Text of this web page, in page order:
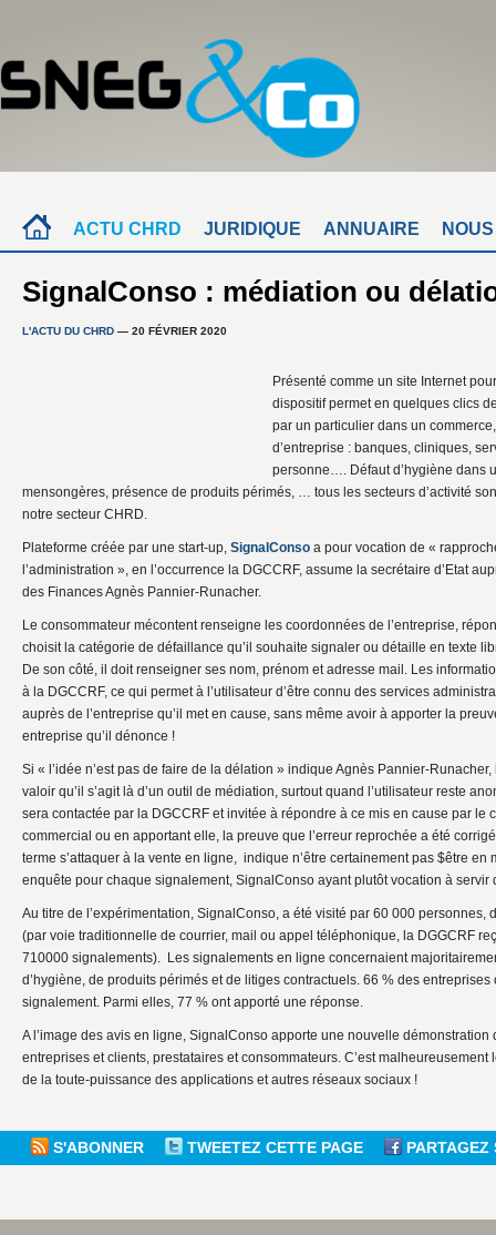
ACTU CHRD JURIDIQUE ANNUAIRE
SignalConso : médiation ou
L'ACTU DU CHRD — 20 FÉVRIER 2020
Présenté comme un site Internet
dispositif permet en quelques clics
par un particulier dans un
d’entreprise : banques, cliniques,
personne…. Défaut d’hygiène dans
mensongères, présence de produits périmés, … tous les secteurs d’activité
notre secteur CHRD.
Plateforme créée par une start-up, SignalConso a pour vocation de «
l’administration », en l’occurrence la DGCCRF, assume la secrétaire d’Etat
des Finances Agnès Pannier-Runacher.
Le consommateur mécontent renseigne les coordonnées de l’entreprise,
choisit la catégorie de défaillance qu’il souhaite signaler ou détaille en texte
De son côté, il doit renseigner ses nom, prénom et adresse mail. Les
à la DGCCRF, ce qui permet à l’utilisateur d’être connu des services
auprès de l’entreprise qu’il met en cause, sans même avoir à apporter la
entreprise qu’il dénonce !
Si « l’idée n’est pas de faire de la délation » indique Agnès Pannier-
valoir qu’il s’agit là d’un outil de médiation, surtout quand l’utilisateur reste
sera contactée par la DGCCRF et invitée à répondre à ce mis en cause par le
commercial ou en apportant elle, la preuve que l’erreur reprochée a été
terme s’attaquer à la vente en ligne, indique n’être certainement pas $être en
enquête pour chaque signalement, SignalConso ayant plutôt vocation à
Au titre de l’expérimentation, SignalConso, a été visité par 60 000
(par voie traditionnelle de courrier, mail ou appel téléphonique, la DGGCRF
710000 signalements). Les signalements en ligne concernaient
d’hygiène, de produits périmés et de litiges contractuels. 66 % des
signalement. Parmi elles, 77 % ont apporté une réponse.
A l’image des avis en ligne, SignalConso apporte une nouvelle démonstration
entreprises et clients, prestataires et consommateurs. C’est malheureusement
de la toute-puissance des applications et autres réseaux sociaux !
S'ABONNER TWEETEZ CETTE PAGE PARTAGEZ